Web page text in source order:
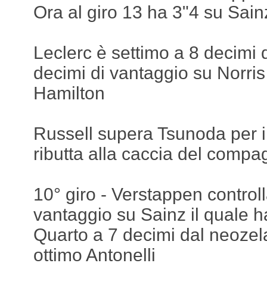
Ora al giro 13 ha 3"4 su
Leclerc è settimo a 8 decimi
decimi di vantaggio su
Hamilton
Russell supera Tsunoda per
ributta alla caccia del
10° giro - Verstappen
vantaggio su Sainz il quale
Quarto a 7 decimi dal
ottimo Antonelli